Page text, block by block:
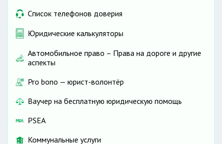
Список телефонов доверия
Юридические калькуляторы
Автомобильное право – Права на дороге и другие
аспекты
Pro bono — юрист-волонтёр
Ваучер на бесплатную юридическую помощь
PSEA
Коммунальные услуги